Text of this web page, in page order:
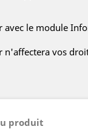
le module
n'affectera vos
produit